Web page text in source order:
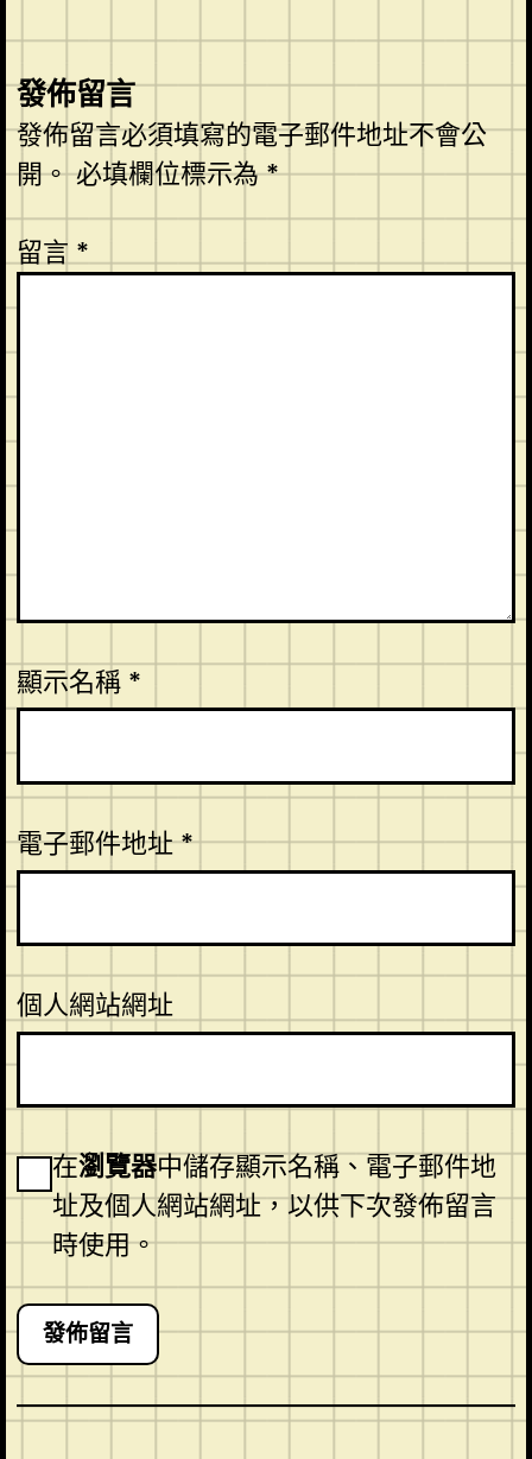
發佈留言
發佈留言必須填寫的電子郵件地址不會公
開。必填欄位標示為*
留言*
顯示名稱 *
電子郵件地址*
個人網站網址
在瀏覽器中儲存顯示名稱、電子郵件地
址及個人網站網址，以供下次發佈留言
時使用。